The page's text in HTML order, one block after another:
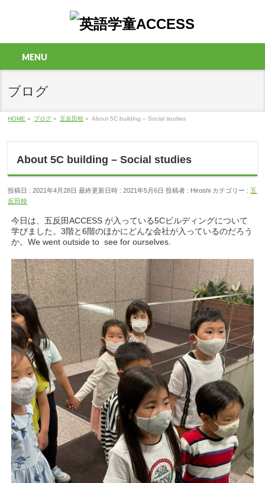
MENU
ブログ
HOME » ブログ » 五反田校 » About 5C building – Social studies
About 5C building – Social studies
投稿日 : 2021年4月28日 最終更新日時 : 2021年5月6日 投稿者 : Hiroshi カテゴリー :五
反田校
今日は、五反田ACCESS が入っている5Cビルディングについて
学びました。3階と6階のほかにどんな会社が入っているのだろう
か。We went outside to see for ourselves.